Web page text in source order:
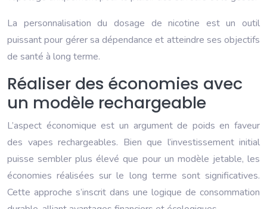
La personnalisation du dosage de nicotine est un outil
puissant pour gérer sa dépendance et atteindre ses objectifs
de santé à long terme.
Réaliser des économies avec
un modèle rechargeable
L’aspect économique est un argument de poids en faveur
des vapes rechargeables. Bien que l’investissement initial
puisse sembler plus élevé que pour un modèle jetable, les
économies réalisées sur le long terme sont significatives.
Cette approche s’inscrit dans une logique de consommation